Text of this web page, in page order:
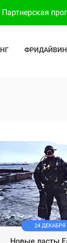
Партнерская
24 ДЕКАБРЯ